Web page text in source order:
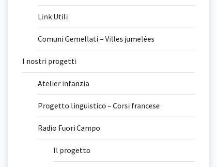
Link Utili
Comuni Gemellati – Villes jumelées
I nostri progetti
Atelier infanzia
Progetto linguistico – Corsi francese
Radio Fuori Campo
Il progetto